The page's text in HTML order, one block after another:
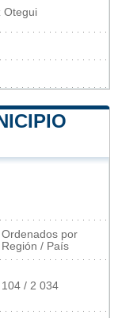
Otegui
Ordenados por
Región / País
104 / 2 034